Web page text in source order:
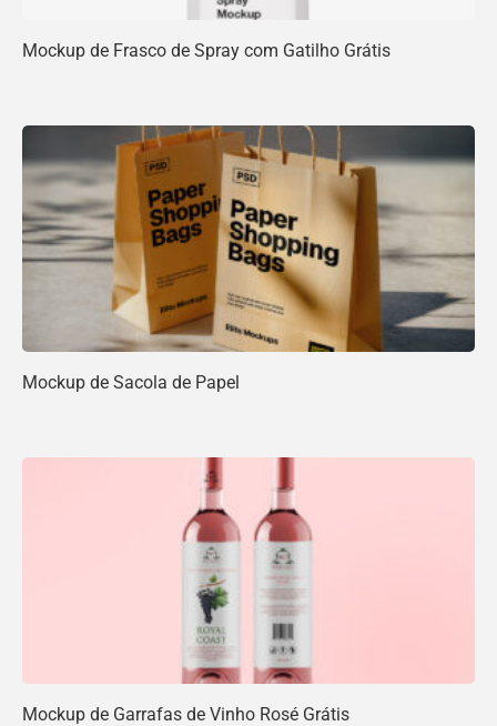
Mockup de Frasco de Spray com Gatilho Grátis
Mockup de Sacola de Papel
Mockup de Garrafas de Vinho Rosé Grátis